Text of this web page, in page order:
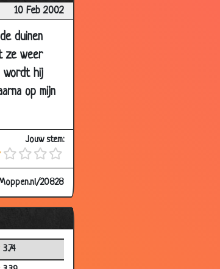
10 Feb 2002
duinen
ze weer
wordt hij
op mijn
Jouw stem:
20828
3.74